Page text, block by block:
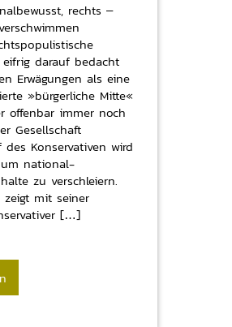
rechts –
darauf bedacht
Erwägungen als eine
»bürgerliche Mitte«
offenbar immer noch
Gesellschaft
Konservativen wird
national-
zu verschleiern.
zeigt mit seiner
[…]